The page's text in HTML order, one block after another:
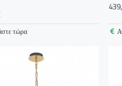
τώρα